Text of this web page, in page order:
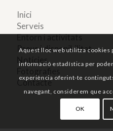
Inici
Serveis
Entorn i activitats
Preus i disponibilitat
Notícies
Contacte
Aquest lloc web utilitza
informació estadística per
experiència oferint-te
navegant, considerem que
OK